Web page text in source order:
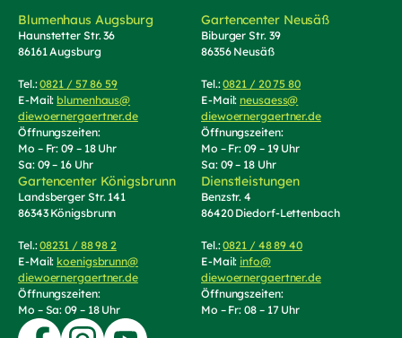
Blumenhaus Augsburg
Haunstetter Str. 36
86161 Augsburg
Tel.:0821 / 57 86 59(Telefonnummer anrufen)
E-Mail:blumenhaus@
diewoernergaertner.de(E-Mail schreiben, öffnet Mail-Programm)
Öffnungszeiten:
Mo – Fr: 09 – 18 Uhr
Sa: 09 – 16 Uhr
Gartencenter Neusäß
Biburger Str. 39
86356 Neusäß
Tel.:0821 / 20 75 80(Telefonnummer
E-Mail:neusaess@
diewoernergaertner.de(E-Mail
Öffnungszeiten:
Mo – Fr: 09 – 19 Uhr
Sa: 09 – 18 Uhr
Gartencenter Königsbrunn
Landsberger Str. 141
86343 Königsbrunn
Tel.:08231 / 88 98 2 (Telefonnummer anrufen)
E-Mail:koenigsbrunn@
diewoernergaertner.de(E-Mail schreiben, öffnet Mail-Programm)
Öffnungszeiten:
Mo – Sa: 09 – 18 Uhr
Dienstleistungen
Benzstr. 4
86420 Diedorf-Lettenbach
Tel.:0821 / 48 89 40(Telefonnummer
E-Mail: info@
diewoernergaertner.de(E-Mail
Öffnungszeiten:
Mo – Fr: 08 – 17 Uhr